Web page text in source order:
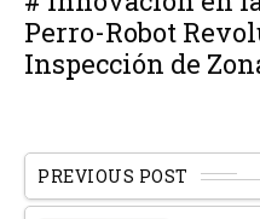
Perro-Robot
Inspección de
PREVIOUS POST